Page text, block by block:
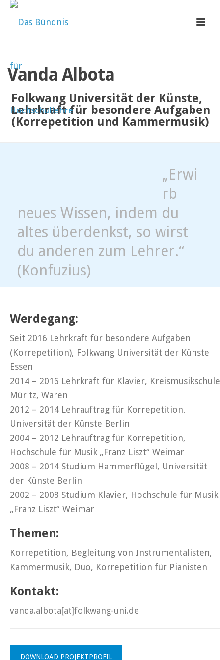
Vanda Albota
Folkwang Universität der Künste,
Lehrkraft für besondere Aufgaben
(Korrepetition und Kammermusik)
„Erwi
rb
neues Wissen, indem du
altes überdenkst, so wirst
du anderen zum Lehrer.“
(Konfuzius)
Werdegang:
Seit 2016 Lehrkraft für besondere Aufgaben
(Korrepetition), Folkwang Universität der Künste
Essen
2014 – 2016 Lehrkraft für Klavier, Kreismusikschule
Müritz, Waren
2012 – 2014 Lehrauftrag für Korrepetition,
Universität der Künste Berlin
2004 – 2012 Lehrauftrag für Korrepetition,
Hochschule für Musik „Franz Liszt“ Weimar
2008 – 2014 Studium Hammerflügel, Universität
der Künste Berlin
2002 – 2008 Studium Klavier, Hochschule für Musik
„Franz Liszt“ Weimar
Themen:
Korrepetition, Begleitung von Instrumentalisten,
Kammermusik, Duo, Korrepetition für Pianisten
Kontakt:
vanda.albota[at]folkwang-uni.de
DOWNLOAD PROJEKTPROFIL